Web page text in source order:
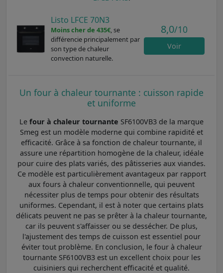
Listo LFCE 70N3
Moins cher de 435€, se
différencie principalement par
son type de chaleur
convection naturelle.
8,0/10
Voir
Un four à chaleur tournante : cuisson rapide
et uniforme
Le four à chaleur tournante SF6100VB3 de la marque
Smeg est un modèle moderne qui combine rapidité et
efficacité. Grâce à sa fonction de chaleur tournante, il
assure une répartition homogène de la chaleur, idéale
pour cuire des plats variés, des pâtisseries aux viandes.
Ce modèle est particulièrement avantageux par rapport
aux fours à chaleur conventionnelle, qui peuvent
nécessiter plus de temps pour obtenir des résultats
uniformes. Cependant, il est à noter que certains plats
délicats peuvent ne pas se prêter à la chaleur tournante,
car ils peuvent s'affaisser ou se dessécher. De plus,
l'ajustement des temps de cuisson est essentiel pour
éviter tout problème. En conclusion, le four à chaleur
tournante SF6100VB3 est un excellent choix pour les
cuisiniers qui recherchent efficacité et qualité.